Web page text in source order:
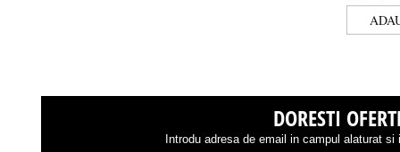
DORESTI
Introdu adresa de email in campul alaturat